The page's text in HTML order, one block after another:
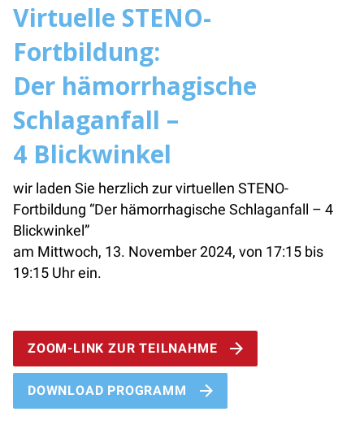
Virtuelle STENO-
Fortbildung:
Der hämorrhagische
Schlaganfall –
4 Blickwinkel
wir laden Sie herzlich zur virtuellen STENO-
Fortbildung “Der hämorrhagische Schlaganfall – 4
Blickwinkel”
am Mittwoch, 13. November 2024, von 17:15 bis
19:15 Uhr ein.
ZOOM-LINK ZUR TEILNAHME
DOWNLOAD PROGRAMM